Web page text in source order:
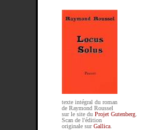
texte intégral du roman
de Raymond Roussel
sur le site du Projet Gutenberg.
Scan de l'édition
originale surGallica.